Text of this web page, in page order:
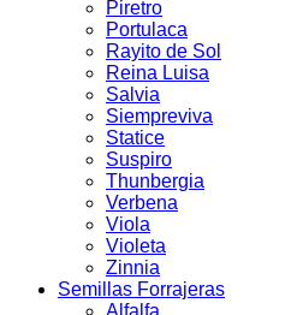
Piretro
Portulaca
Rayito de Sol
Reina Luisa
Salvia
Siempreviva
Statice
Suspiro
Thunbergia
Verbena
Viola
Violeta
Zinnia
Semillas Forrajeras
Alfalfa